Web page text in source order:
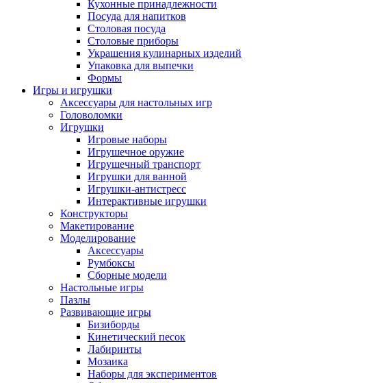
Кухонные принадлежности
Посуда для напитков
Столовая посуда
Столовые приборы
Украшения кулинарных изделий
Упаковка для выпечки
Формы
Игры и игрушки
Аксессуары для настольных игр
Головоломки
Игрушки
Игровые наборы
Игрушечное оружие
Игрушечный транспорт
Игрушки для ванной
Игрушки-антистресс
Интерактивные игрушки
Конструкторы
Макетирование
Моделирование
Аксессуары
Румбоксы
Сборные модели
Настольные игры
Пазлы
Развивающие игры
Бизиборды
Кинетический песок
Лабиринты
Мозаика
Наборы для экспериментов